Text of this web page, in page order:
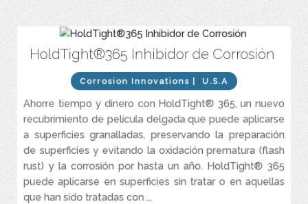
HoldTight®365 Inhibidor de Corrosión
Corrosion Innovations | U.S.A
Ahorre tiempo y dinero con HoldTight® 365, un nuevo
recubrimiento de película delgada que puede aplicarse
a superficies granalladas, preservando la preparación
de superficies y evitando la oxidación prematura (flash
rust) y la corrosión por hasta un año. HoldTight® 365
puede aplicarse en superficies sin tratar o en aquellas
que han sido tratadas con ...
Previene la oxidación instantánea y corrosión hasta por un año.
Película fina fácil de aplicar y retirar.
Prolonga la vida útil de la pintura y los recubrimientos.
Excelente protección contra la sal y la humedad.
Diseñado para el almacenamiento y transporte de metales.